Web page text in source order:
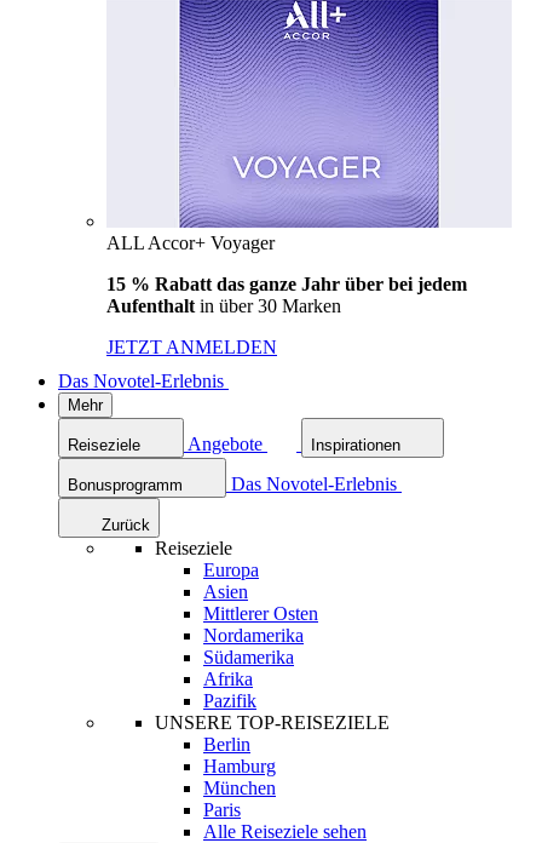
ALL Accor+ Voyager
15 % Rabatt das ganze Jahr über bei jedem
Aufenthalt in über 30 Marken
JETZT ANMELDEN
Das Novotel-Erlebnis
Mehr
Reiseziele Angebote Inspirationen
Bonusprogramm Das Novotel-Erlebnis
Zurück
Reiseziele
Europa
Asien
Mittlerer Osten
Nordamerika
Südamerika
Afrika
Pazifik
UNSERE TOP-REISEZIELE
Berlin
Hamburg
München
Paris
Alle Reiseziele sehen